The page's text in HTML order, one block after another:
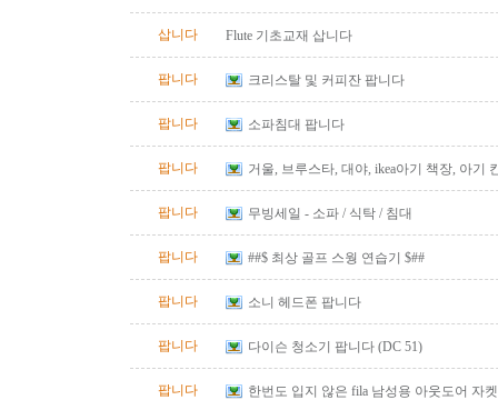
삽니다 Flute 기초교재 삽니다
팝니다 크리스탈 및 커피잔 팝니다
팝니다 소파침대 팝니다
팝니다 거울, 브루스타, 대야, ikea아기 책장, 아기
팝니다 무빙세일 - 소파 / 식탁 / 침대
팝니다 ##$ 최상 골프 스웡 연습기 $##
팝니다 소니 헤드폰 팝니다
팝니다 다이슨 청소기 팝니다 (DC 51)
팝니다
한번도 입지 않은 fila 남성용 아웃도어 자